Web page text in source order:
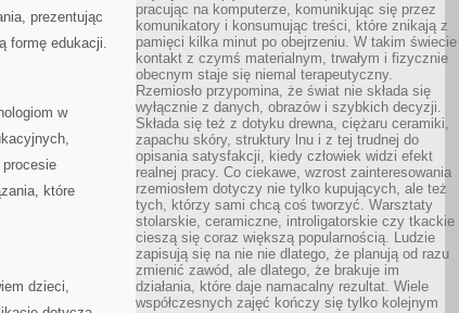
prezentując
formę edukacji.
w
które
dzieci,
pracując na komputerze, komunikując się przez
komunikatory i konsumując treści, które znikają z
pamięci kilka minut po obejrzeniu. W takim świecie
kontakt z czymś materialnym, trwałym i fizycznie
obecnym staje się niemal terapeutyczny.
Rzemiosło przypomina, że świat nie składa się
wyłącznie z danych, obrazów i szybkich decyzji.
Składa się też z dotyku drewna, ciężaru ceramiki,
zapachu skóry, struktury lnu i z tej trudnej do
opisania satysfakcji, kiedy człowiek widzi efekt
realnej pracy. Co ciekawe, wzrost zainteresowania
rzemiosłem dotyczy nie tylko kupujących, ale też
tych, którzy sami chcą coś tworzyć. Warsztaty
stolarskie, ceramiczne, introligatorskie czy tkackie
cieszą się coraz większą popularnością. Ludzie
zapisują się na nie nie dlatego, że planują od razu
zmienić zawód, ale dlatego, że brakuje im
działania, które daje namacalny rezultat. Wiele
współczesnych zajęć kończy się tylko kolejnym